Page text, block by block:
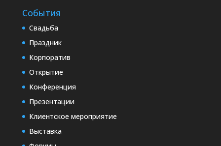
События
Свадьба
Праздник
Корпоратив
Открытие
Конференция
Презентации
Клиентское мероприятие
Выставка